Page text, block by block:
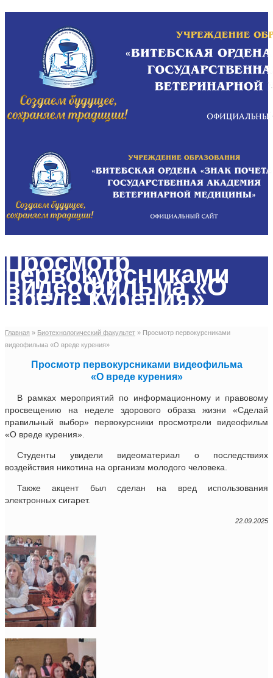
Просмотр
первокурсниками
видеофильма «О
вреде курения»
Главная » Биотехнологический факультет » Просмотр первокурсниками
видеофильма «О вреде курения»
Просмотр первокурсниками видеофильма
«О вреде курения»
В рамках мероприятий по информационному и правовому
просвещению на неделе здорового образа жизни «Сделай
правильный выбор» первокурсники просмотрели видеофильм
«О вреде курения».
Студенты увидели видеоматериал о последствиях
воздействия никотина на организм молодого человека.
Также акцент был сделан на вред использования
электронных сигарет.
22.09.2025